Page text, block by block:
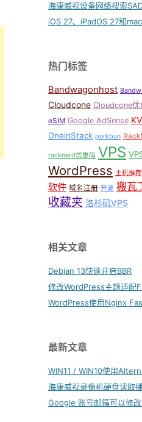
海康威视设备网络搜索
热门标签
Bandwagonhost
Cloudcone Cloudcone优
eSIM Google AdSense
OneinStack porkbun
racknerd优惠码 VPS
WordPress 主机推荐
软件 域名注册 开源 搬瓦
收藏夹 洛杉矶VPS
相关文章
Debian 13快速开启BBR
最新文章
海康威视录像机硬盘读取
Google 账号邮箱可以修